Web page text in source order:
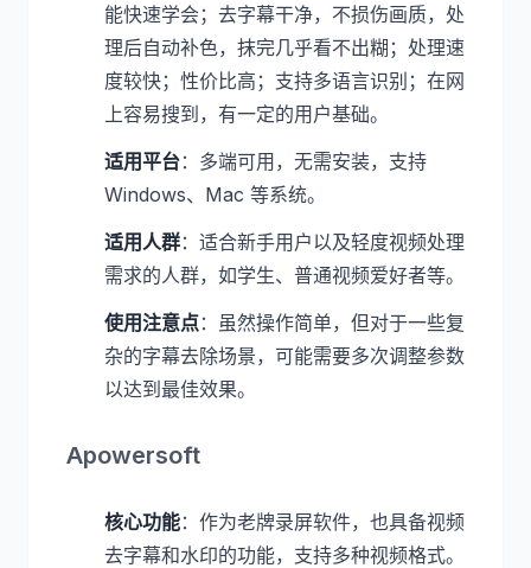
能快速学会；去字幕干净，不损伤画质，处
理后自动补色，抹完几乎看不出糊；处理速
度较快；性价比高；支持多语言识别；在网
上容易搜到，有一定的用户基础。
适用平台：多端可用，无需安装，支持
Windows、Mac 等系统。
适用人群：适合新手用户以及轻度视频处理
需求的人群，如学生、普通视频爱好者等。
使用注意点：虽然操作简单，但对于一些复
杂的字幕去除场景，可能需要多次调整参数
以达到最佳效果。
Apowersoft
核心功能：作为老牌录屏软件，也具备视频
去字幕和水印的功能，支持多种视频格式。